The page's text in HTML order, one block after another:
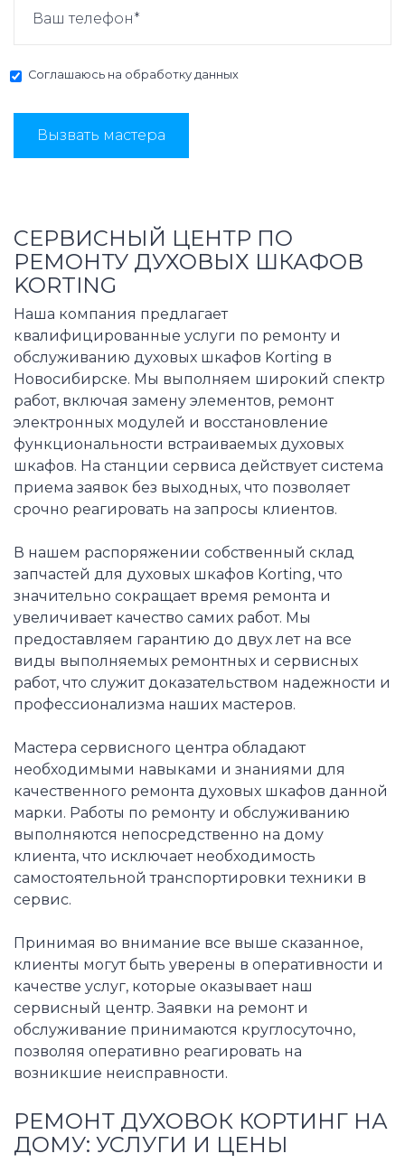
Соглашаюсь на обработку данных
Вызвать мастера
СЕРВИСНЫЙ ЦЕНТР ПО
РЕМОНТУ ДУХОВЫХ ШКАФОВ
KORTING
Наша компания предлагает
квалифицированные услуги по ремонту и
обслуживанию духовых шкафов Korting в
Новосибирске. Мы выполняем широкий спектр
работ, включая замену элементов, ремонт
электронных модулей и восстановление
функциональности встраиваемых духовых
шкафов. На станции сервиса действует система
приема заявок без выходных, что позволяет
срочно реагировать на запросы клиентов.
В нашем распоряжении собственный склад
запчастей для духовых шкафов Korting, что
значительно сокращает время ремонта и
увеличивает качество самих работ. Мы
предоставляем гарантию до двух лет на все
виды выполняемых ремонтных и сервисных
работ, что служит доказательством надежности и
профессионализма наших мастеров.
Мастера сервисного центра обладают
необходимыми навыками и знаниями для
качественного ремонта духовых шкафов данной
марки. Работы по ремонту и обслуживанию
выполняются непосредственно на дому
клиента, что исключает необходимость
самостоятельной транспортировки техники в
сервис.
Принимая во внимание все выше сказанное,
клиенты могут быть уверены в оперативности и
качестве услуг, которые оказывает наш
сервисный центр. Заявки на ремонт и
обслуживание принимаются круглосуточно,
позволяя оперативно реагировать на
возникшие неисправности.
РЕМОНТ ДУХОВОК КОРТИНГ НА
ДОМУ: УСЛУГИ И ЦЕНЫ